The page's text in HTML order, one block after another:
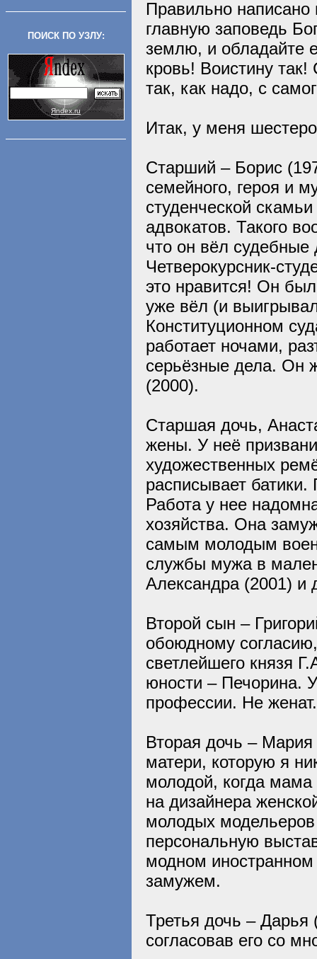
ПОИСК ПО УЗЛУ:
Яndex.ru
Правильно написано
главную заповедь
землю, и обладайте
кровь! Воистину
так, как надо, с
Итак, у меня
Старший – Борис
семейного, героя и
студенческой
адвокатов. Такого
что он вёл судебные
Четверокурсник-
это нравится! Он
уже вёл (и
Конституционном
работает ночами,
серьёзные дела. Он
(2000).
Старшая дочь,
жены. У неё
художественных
расписывает
Работа у нее
хозяйства. Она
самым молодым
службы мужа в
Александра (2001) и
Второй сын –
обоюдному
светлейшего князя
юности – Печорина.
профессии. Не женат.
Вторая дочь –
матери, которую я
молодой, когда
на дизайнера
молодых
персональную
модном
замужем.
Третья дочь –
согласовав его со